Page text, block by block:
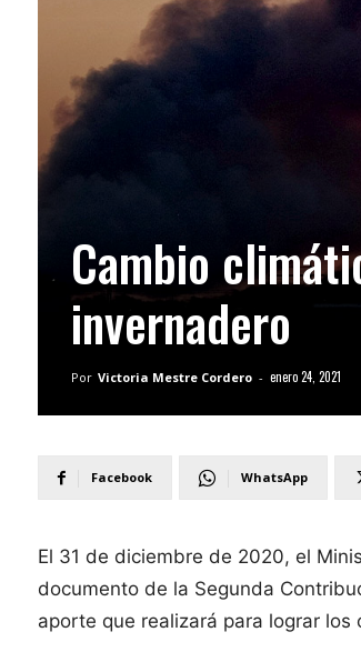
Cambio
invernadero
Por Victoria Mestre Cordero - enero 24, 2021
Facebook WhatsApp
El 31 de diciembre de 2020, el
documento de la Segunda
aporte que realizará para lograr